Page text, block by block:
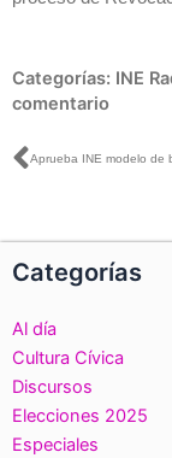
Categorías: INE
comentario
Ant
Categorías
Al día
Cultura Cívica
Discursos
Elecciones 2025
Especiales